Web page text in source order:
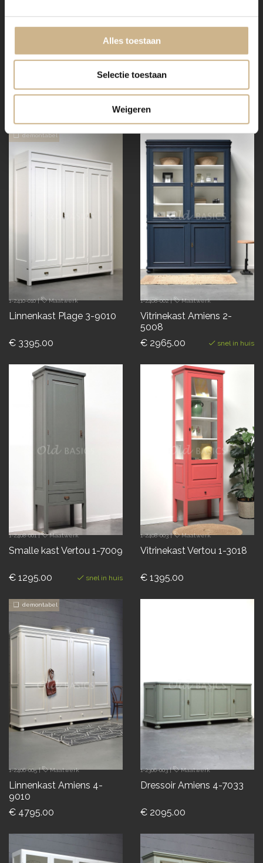
Alles toestaan
Selectie toestaan
Weigeren
Vitrinekast Amiens 2-7033
Vitrinekast Monaco 2-
5009
€ 2195.00
demontabel
1-2410-010| Maatwerk
Linnenkast Plage 3-9010
€ 3395.00
1-2408-002| Maatwerk
Vitrinekast Amiens 2-
5008
€ 2965.00
snel in huis
1-2408-001| Maatwerk
Smalle kast Vertou 1-7009
€ 1295.00 snel in huis
1-2408-003| Maatwerk
Vitrinekast Vertou 1-3018
€ 1395.00
demontabel
1-2406-005| Maatwerk
Linnenkast Amiens 4-
9010
€ 4795.00
1-2306-003| Maatwerk
Dressoir Amiens 4-7033
€ 2095.00